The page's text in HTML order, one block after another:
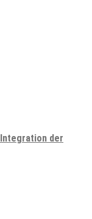
der